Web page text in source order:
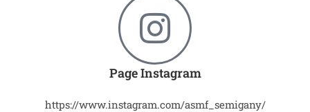
Page Instagram
https://www.instagram.com/asmf_semigany/